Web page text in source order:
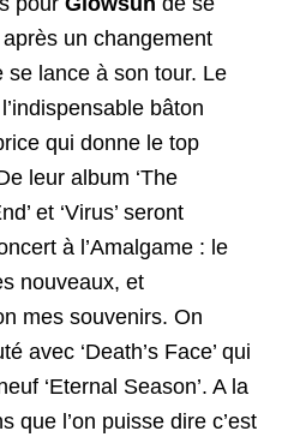
un changement
lance à son tour. Le
bâton
qui donne le top
leur album ‘The
et ‘Virus’ seront
à l’Amalgame : le
nouveaux, et
mes souvenirs. On
avec ‘Death’s Face’ qui
‘Eternal Season’. A la
que l’on puisse dire c’est